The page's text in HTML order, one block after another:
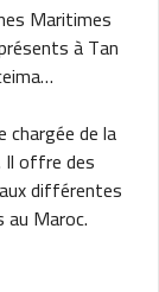
Maritimes
à Tan
chargée de la
Il offre des
différentes
au Maroc.